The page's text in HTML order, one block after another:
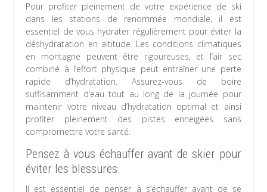
Pour profiter pleinement de votre expérience de ski
dans les stations de renommée mondiale, il est
essentiel de vous hydrater régulièrement pour éviter la
déshydratation en altitude. Les conditions climatiques
en montagne peuvent être rigoureuses, et l’air sec
combiné à l’effort physique peut entraîner une perte
rapide d’hydratation. Assurez-vous de boire
suffisamment d’eau tout au long de la journée pour
maintenir votre niveau d’hydratation optimal et ainsi
profiter pleinement des pistes enneigées sans
compromettre votre santé.
Pensez à vous échauffer avant de skier pour
éviter les blessures.
Il est essentiel de penser à s’échauffer avant de se